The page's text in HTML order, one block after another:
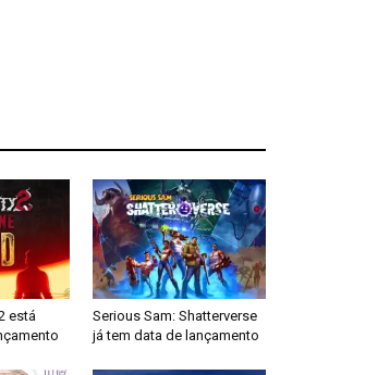
está
Serious Sam: Shatterverse
já tem data de lançamento